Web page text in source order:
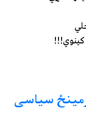
کینوي!!!
سیاسی